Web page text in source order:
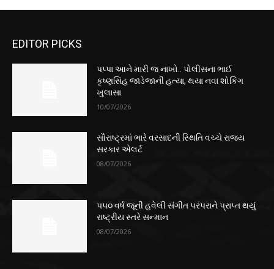
EDITOR PICKS
પપ્પા આને મારી જ નાખો.. પોલીસના ભાઈ
કૃષ્ણસિંહ જાડેજાની હત્યા, થયા નવા શોકિંગ
ખુલાસા
10/07/2026
સૌરાષ્ટ્રમાં ભારે વરસાદની સ્થિતિ વચ્ચે રાજ્ય
સરકાર એલર્ટ
08/07/2026
૫૫૦ વર્ષ જૂની હવેલી સંગીત પરંપરાને પ્રાપ્ત થયું
રાષ્ટ્રીય સ્તરે સન્માન
08/07/2026